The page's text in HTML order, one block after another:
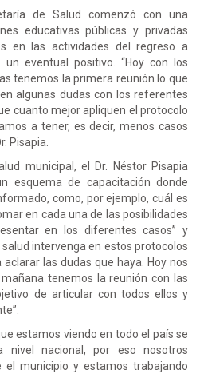
de Salud comenzó con una
educativas públicas y privadas
en las actividades del regreso a
eventual positivo. “Hoy con los
tenemos la primera reunión lo que
algunas dudas con los referentes
cuanto mejor apliquen el protocolo
a tener, es decir, menos casos
Pisapia.
municipal, el Dr. Néstor Pisapia
esquema de capacitación donde
como, por ejemplo, cuál es
en cada una de las posibilidades
en los diferentes casos” y
intervenga en estos protocolos
las dudas que haya. Hoy nos
tenemos la reunión con las
de articular con todos ellos y
estamos viendo en todo el país se
nivel nacional, por eso nosotros
el municipio y estamos trabajando